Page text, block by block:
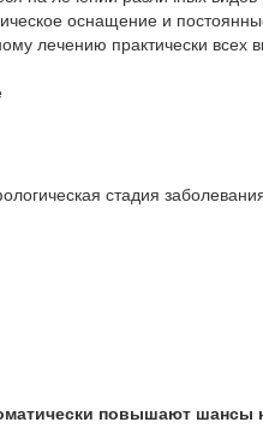
оснащение и
лечению практически всех
стадия
повышают шансы